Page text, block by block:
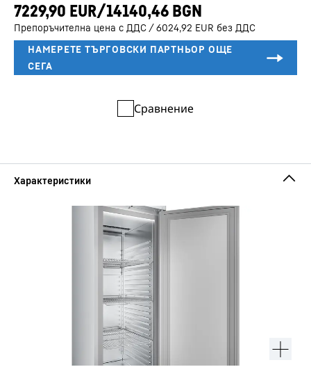
Препоръчителна цена с ДДС / 6024,92 EUR без ДДС
Сравнение